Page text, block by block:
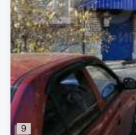
9